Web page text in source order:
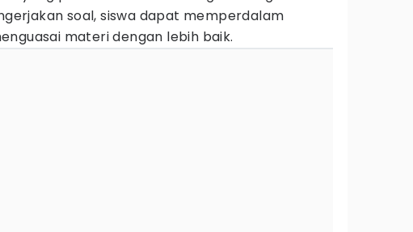
soal, siswa dapat memperdalam
materi dengan lebih baik.